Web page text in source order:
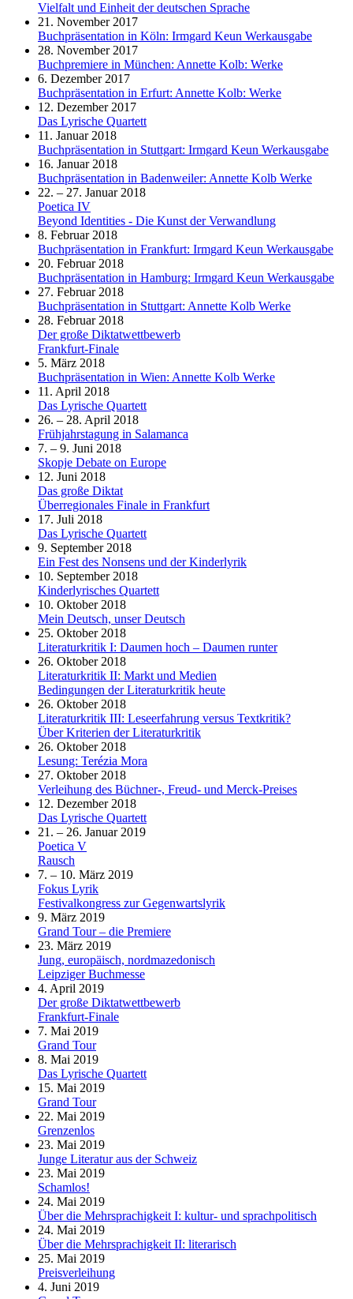
Vielfalt und Einheit der deutschen Sprache
21. November 2017
Buchpräsentation in Köln: Irmgard Keun Werkausgabe
28. November 2017
Buchpremiere in München: Annette Kolb: Werke
6. Dezember 2017
Buchpräsentation in Erfurt: Annette Kolb: Werke
12. Dezember 2017
Das Lyrische Quartett
11. Januar 2018
Buchpräsentation in Stuttgart: Irmgard Keun Werkausgabe
16. Januar 2018
Buchpräsentation in Badenweiler: Annette Kolb Werke
22. – 27. Januar 2018
Poetica IV
Beyond Identities - Die Kunst der Verwandlung
8. Februar 2018
Buchpräsentation in Frankfurt: Irmgard Keun Werkausgabe
20. Februar 2018
Buchpräsentation in Hamburg: Irmgard Keun Werkausgabe
27. Februar 2018
Buchpräsentation in Stuttgart: Annette Kolb Werke
28. Februar 2018
Der große Diktatwettbewerb
Frankfurt-Finale
5. März 2018
Buchpräsentation in Wien: Annette Kolb Werke
11. April 2018
Das Lyrische Quartett
26. – 28. April 2018
Frühjahrstagung in Salamanca
7. – 9. Juni 2018
Skopje Debate on Europe
12. Juni 2018
Das große Diktat
Überregionales Finale in Frankfurt
17. Juli 2018
Das Lyrische Quartett
9. September 2018
Ein Fest des Nonsens und der Kinderlyrik
10. September 2018
Kinderlyrisches Quartett
10. Oktober 2018
Mein Deutsch, unser Deutsch
25. Oktober 2018
Literaturkritik I: Daumen hoch – Daumen runter
26. Oktober 2018
Literaturkritik II: Markt und Medien
Bedingungen der Literaturkritik heute
26. Oktober 2018
Literaturkritik III: Leseerfahrung versus Textkritik?
Über Kriterien der Literaturkritik
26. Oktober 2018
Lesung: Terézia Mora
27. Oktober 2018
Verleihung des Büchner-, Freud- und Merck-Preises
12. Dezember 2018
Das Lyrische Quartett
21. – 26. Januar 2019
Poetica V
Rausch
7. – 10. März 2019
Fokus Lyrik
Festivalkongress zur Gegenwartslyrik
9. März 2019
Grand Tour – die Premiere
23. März 2019
Jung, europäisch, nordmazedonisch
Leipziger Buchmesse
4. April 2019
Der große Diktatwettbewerb
Frankfurt-Finale
7. Mai 2019
Grand Tour
8. Mai 2019
Das Lyrische Quartett
15. Mai 2019
Grand Tour
22. Mai 2019
Grenzenlos
23. Mai 2019
Junge Literatur aus der Schweiz
23. Mai 2019
Schamlos!
24. Mai 2019
Über die Mehrsprachigkeit I: kultur- und sprachpolitisch
24. Mai 2019
Über die Mehrsprachigkeit II: literarisch
25. Mai 2019
Preisverleihung
4. Juni 2019